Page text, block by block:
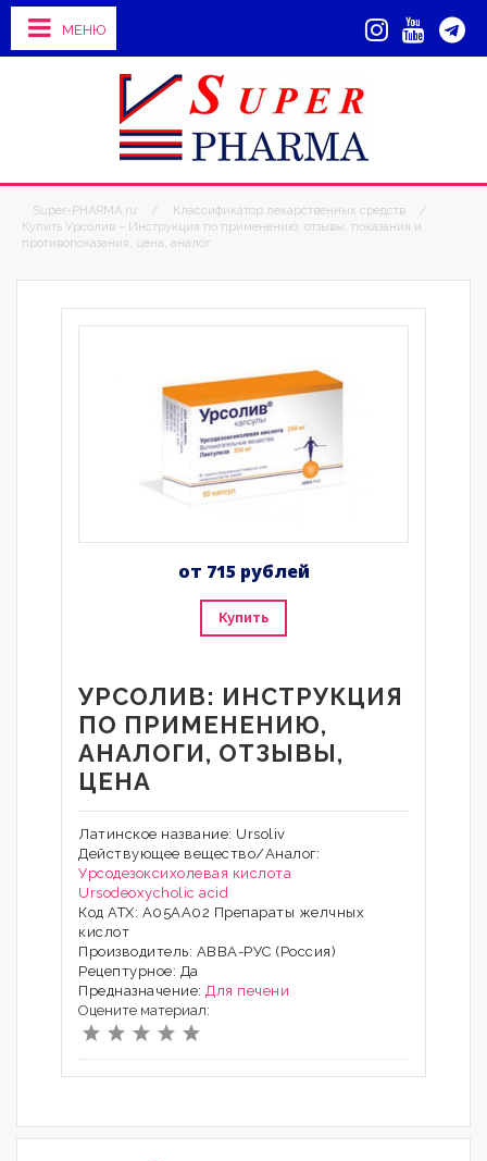
МЕНЮ
Super-PHARMA.ru / Классификатор лекарственных средств
/
Купить Урсолив – Инструкция по применению, отзывы, показания и
противопоказания, цена, аналог
от 715 рублей
Купить
УРСОЛИВ: ИНСТРУКЦИЯ
ПО ПРИМЕНЕНИЮ,
АНАЛОГИ, ОТЗЫВЫ,
ЦЕНА
Латинское название: Ursoliv
Действующее вещество/Аналог:
Урсодезоксихолевая кислота
Ursodeoxycholic acid
Код АТХ: A05AA02 Препараты желчных
кислот
Производитель: АВВА-РУС (Россия)
Рецептурное: Да
Предназначение: Для печени
Оцените материал: